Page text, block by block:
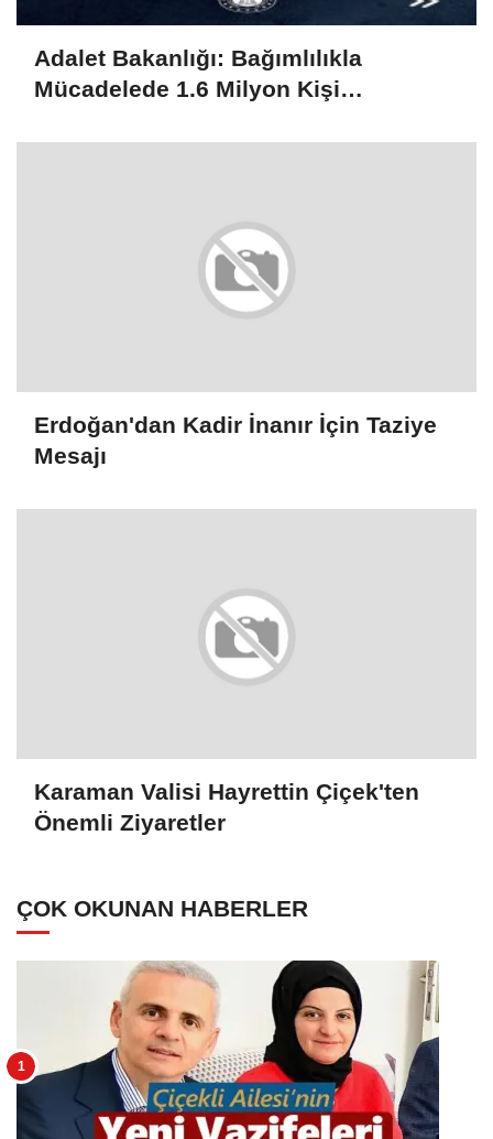
Adalet Bakanlığı: Bağımlılıkla
Mücadelede 1.6 Milyon Kişi
Erdoğan'dan Kadir İnanır İçin Taziye
Mesajı
Karaman Valisi Hayrettin Çiçek'ten
Önemli Ziyaretler
ÇOK OKUNAN HABERLER